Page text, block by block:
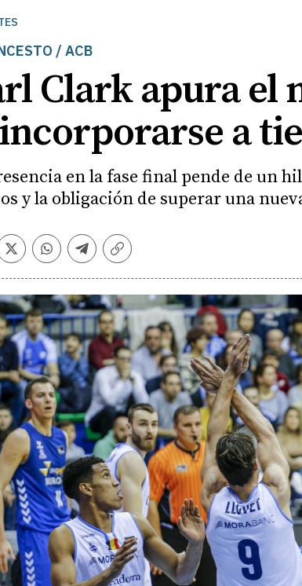
/ ACB
Clark apura el
a
en la fase final pende de un
y la obligación de superar una
TwitterWhatsapp
Telegram
Copiar